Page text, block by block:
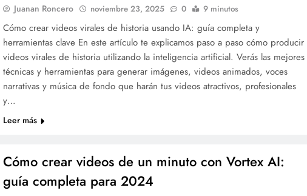
Juanan Roncero noviembre 23, 2025 0 9 minutos
Cómo crear videos virales de historia usando IA: guía completa y
herramientas clave En este artículo te explicamos paso a paso cómo producir
videos virales de historia utilizando la inteligencia artificial. Verás las mejores
técnicas y herramientas para generar imágenes, videos animados, voces
narrativas y música de fondo que harán tus videos atractivos, profesionales
y…
Leer más
Cómo crear videos de un minuto con Vortex AI:
guía completa para 2024